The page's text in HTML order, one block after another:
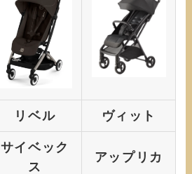
リベル ヴィット
サイベック
ス
アップリカ